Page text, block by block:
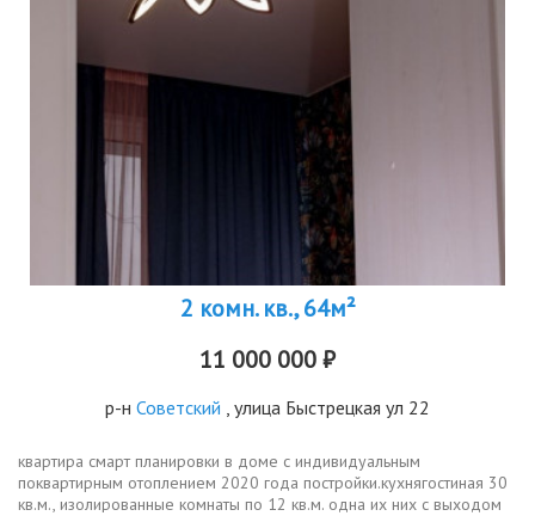
2 комн. кв., 64м²
11 000 000 ₽
р-н Советский , улица Быстрецкая ул 22
квартира смарт планировки в доме с индивидуальным
поквартирным отоплением 2020 года постройки.кухнягостиная 30
кв.м., изолированные комнаты по 12 кв.м. одна их них с выходом